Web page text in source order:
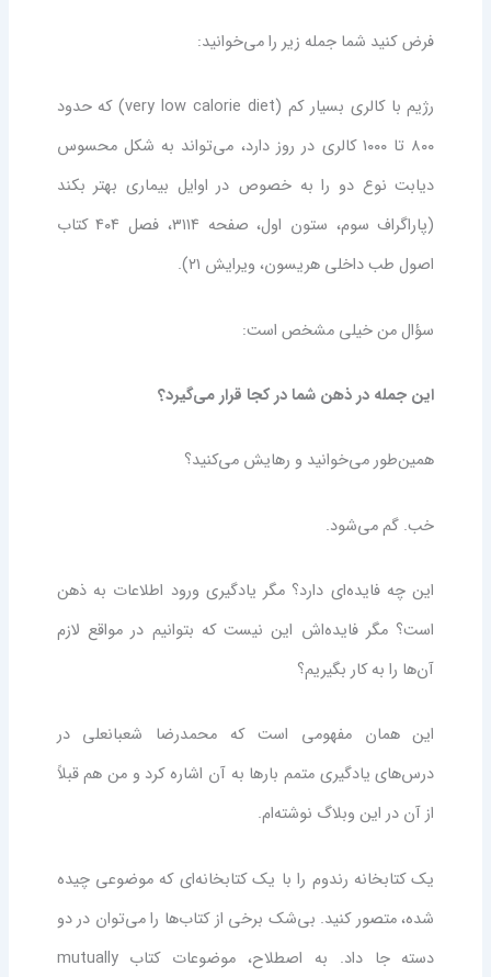
فرض کنید شما جمله زیر را می‌خوانید:
رژیم با کالری بسیار کم (very low calorie diet) که حدود
۸۰۰ تا ۱۰۰۰ کالری در روز دارد، می‌تواند به شکل محسوس
دیابت نوع دو را به خصوص در اوایل بیماری بهتر بکند
(پاراگراف سوم، ستون اول، صفحه ۳۱۱۴، فصل ۴۰۴ کتاب
اصول طب داخلی هریسون، ویرایش ۲۱).
سؤال من خیلی مشخص است:
این جمله در ذهن شما در کجا قرار می‌گیرد؟
همین‌طور می‌خوانید و رهایش می‌کنید؟
خب. گم می‌شود.
این چه فایده‌ای دارد؟ مگر یادگیری ورود اطلاعات به ذهن
است؟ مگر فایده‌اش این نیست که بتوانیم در مواقع لازم
آن‌ها را به کار بگیریم؟
این همان مفهومی است که محمدرضا شعبانعلی در
درس‌های یادگیری متمم بارها به آن اشاره کرد و من هم قبلاً
از آن در این وبلاگ نوشته‌ام.
یک کتابخانه رندوم را با یک کتابخانه‌ای که موضوعی چیده
شده، متصور کنید. بی‌شک برخی از کتاب‌ها را می‌توان در دو
دسته جا داد. به اصطلاح، موضوعات کتاب mutually